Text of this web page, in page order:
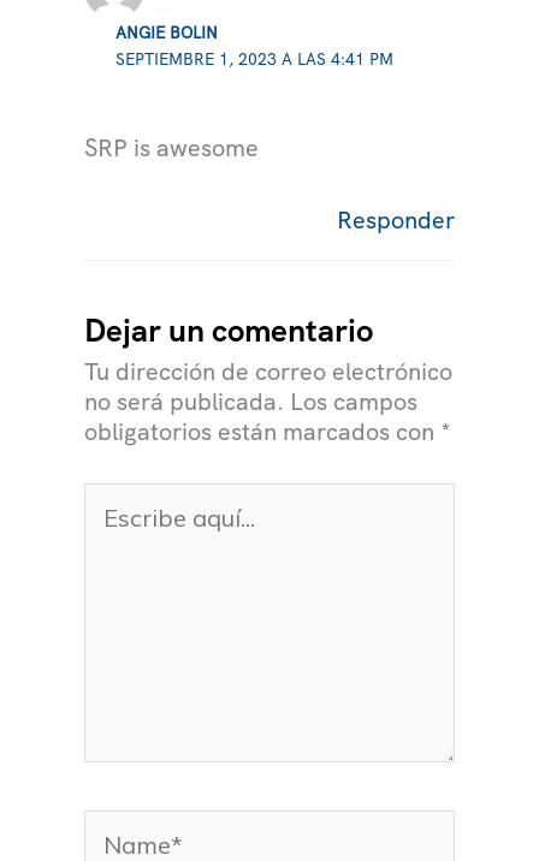
ANGIE BOLIN
SEPTIEMBRE 1, 2023 A LAS 4:41 PM
SRP is awesome
Responder
Dejar un comentario
Tu dirección de correo electrónico
no será publicada. Los campos
obligatorios están marcados con *
aquí...